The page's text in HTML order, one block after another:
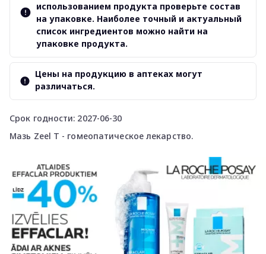
Срок годности: 2027-06-30
Мазь Zeel T - гомеопатическое лекарство.
использованием продукта проверьте состав
на упаковке. Наиболее точный и актуальный
список ингредиентов можно найти на
упаковке продукта.
Цены на продукцию в аптеках могут
различаться.